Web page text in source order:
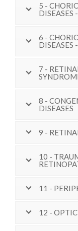
5 -
DISEASES
6 -
DISEASES
7 -
8 -
DISEASES
9 -
10 -
11 -
12 - OPTIC